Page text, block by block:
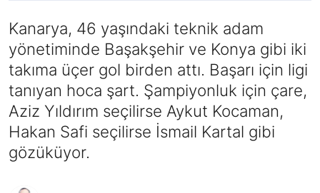
Kanarya, 46 yaşındaki teknik adam
yönetiminde Başakşehir ve Konya gibi iki
takıma üçer gol birden attı. Başarı için ligi
tanıyan hoca şart. Şampiyonluk için çare,
Aziz Yıldırım seçilirse Aykut Kocaman,
Hakan Safi seçilirse İsmail Kartal gibi
gözüküyor.